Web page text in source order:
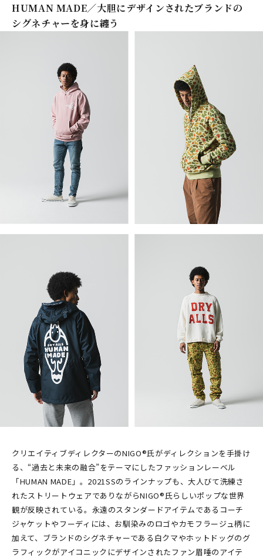
HUMAN MADE／大胆にデザインされたブランドの
シグネチャーを身に纏う
クリエイティブディレクターのNIGO®氏がディレクションを手掛け
る、“過去と未来の融合”をテーマにしたファッションレーベル
「HUMAN MADE」。2021SSのラインナップも、大人びて洗練さ
れたストリートウェアでありながらNIGO®氏らしいポップな世界
観が反映されている。永遠のスタンダードアイテムであるコーチ
ジャケットやフーディには、お馴染みのロゴやカモフラージュ柄に
加えて、ブランドのシグネチャーである白クマやホットドッグのグ
ラフィックがアイコニックにデザインされたファン眉唾のアイテ